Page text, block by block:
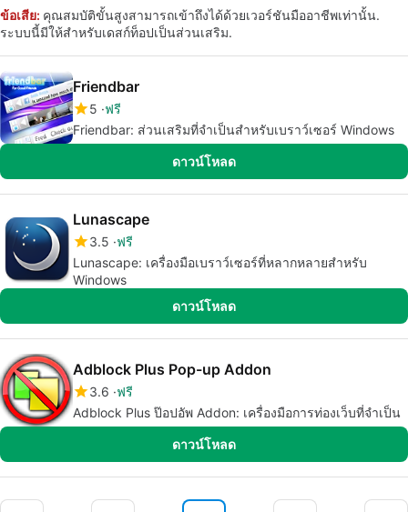
ข้อเสีย: คุณสมบัติขั้นสูงสามารถเข้าถึงได้ด้วยเวอร์ชันมืออาชีพเท่านั้น.
ระบบนี้มีให้สำหรับเดสก์ท็อปเป็นส่วนเสริม.
Friendbar
5 ฟรี
Friendbar: ส่วนเสริมที่จำเป็นสำหรับเบราว์เซอร์ Windows
ดาวน์โหลด
Lunascape
3.5 ฟรี
Lunascape: เครื่องมือเบราว์เซอร์ที่หลากหลายสำหรับ
Windows
ดาวน์โหลด
Adblock Plus Pop-up Addon
3.6 ฟรี
Adblock Plus ป๊อปอัพ Addon: เครื่องมือการท่องเว็บที่จำเป็น
ดาวน์โหลด